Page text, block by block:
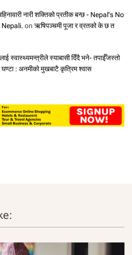
नारी शक्तिको प्रतीक बन्छ - Nepal's No
on ऋषिपञ्चमी पूजा र व्रतको के छ त
स्वास्थ्यमन्त्रीले स्याबासी दिँदै भने- तपाईँजस्तो
घण्टा : अनमीको मुखबाटै कृत्रिम श्वास